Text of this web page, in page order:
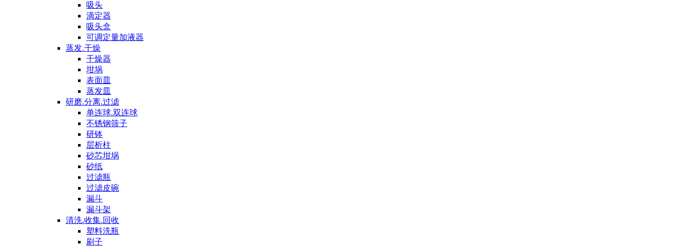
吸头
滴定器
吸头盒
可调定量加液器
蒸发.干燥
干燥器
坩埚
表面皿
蒸发皿
研磨.分离.过滤
单连球.双连球
不锈钢筛子
研钵
层析柱
砂芯坩埚
砂纸
过滤瓶
过滤皮碗
漏斗
漏斗架
清洗.收集.回收
塑料洗瓶
刷子